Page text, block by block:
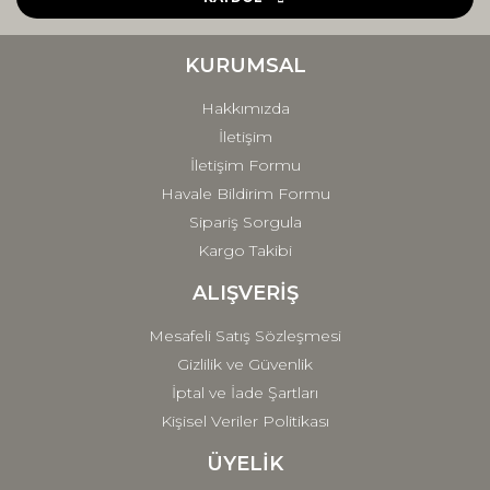
Ürün fiyatı diğer sitelerden daha pahalı.
Gönder
KURUMSAL
Hakkımızda
İletişim
İletişim Formu
Havale Bildirim Formu
Sipariş Sorgula
Kargo Takibi
ALIŞVERİŞ
Mesafeli Satış Sözleşmesi
Gizlilik ve Güvenlik
İptal ve İade Şartları
Kişisel Veriler Politikası
ÜYELİK